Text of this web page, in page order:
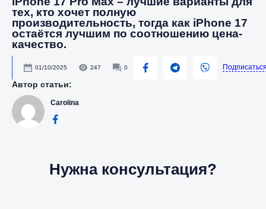
тех, кто хочет полную
производительность, тогда как iPhone 17
остаётся лучшим по соотношению цена-
качество.
01/10/2025 247 0
Автор статьи:
Carolina
Нужна консультация?